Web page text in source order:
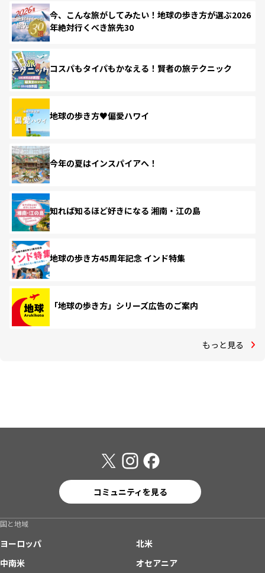
今、こんな旅がしてみたい！地球の歩き方が選ぶ2026
年絶対行くべき旅先30
コスパもタイパもかなえる！賢者の旅テクニック
地球の歩き方♥偏愛ハワイ
今年の夏はインスパイアへ！
知れば知るほど好きになる 湘南・江の島
地球の歩き方45周年記念 インド特集
「地球の歩き方」シリーズ広告のご案内
もっと見る
コミュニティを見る
国と地域
ヨーロッパ
北米
中南米
オセアニア